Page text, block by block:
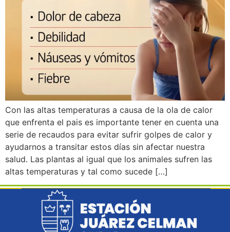
Con las altas temperaturas a causa de la ola de calor
que enfrenta el pais es importante tener en cuenta una
serie de recaudos para evitar sufrir golpes de calor y
ayudarnos a transitar estos días sin afectar nuestra
salud. Las plantas al igual que los animales sufren las
altas temperaturas y tal como sucede […]